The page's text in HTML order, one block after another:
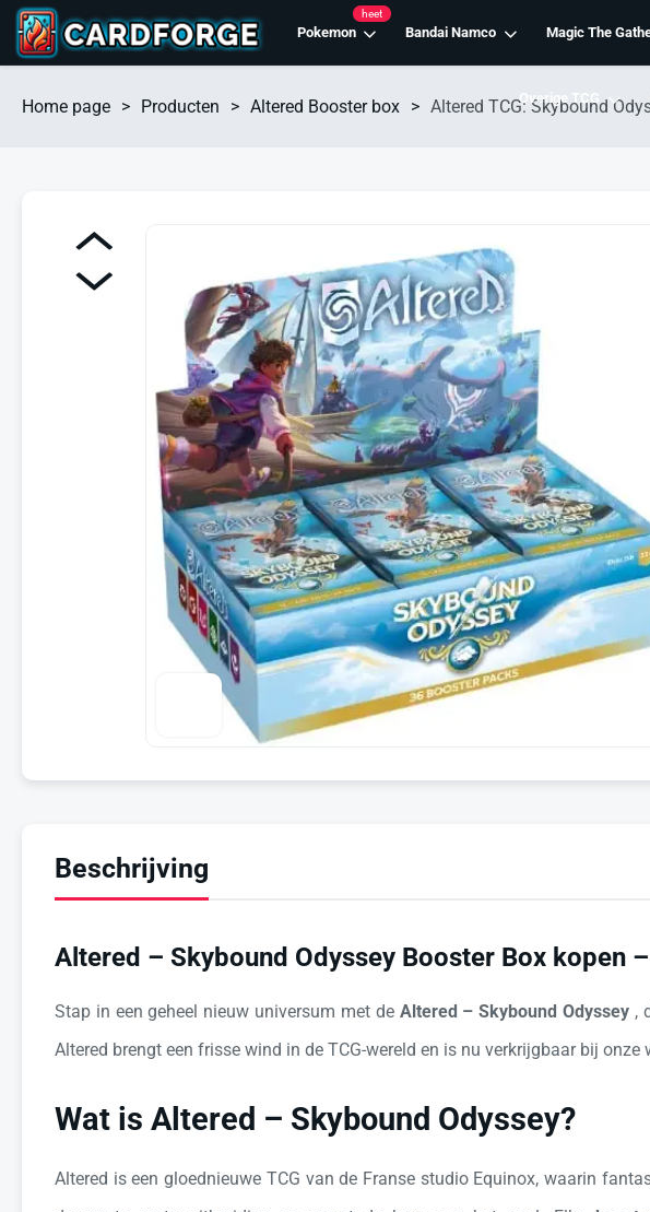
Pokemon
heet
Bandai Namco Magic The
Overige TCG
Home page > Producten > Altered Booster box > Altered TCG: Skybound
Beschrijving
Altered – Skybound Odyssey Booster Box kopen
Stap in een geheel nieuw universum met de Altered – Skybound Odyssey ,
Altered brengt een frisse wind in de TCG-wereld en is nu verkrijgbaar bij
Wat is Altered – Skybound Odyssey?
Altered is een gloednieuwe TCG van de Franse studio Equinox, waarin